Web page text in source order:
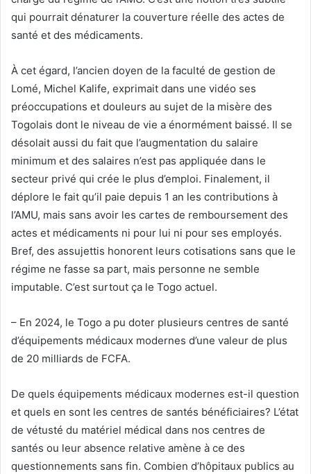
qui pourrait dénaturer la couverture réelle des actes de
santé et des médicaments.
À cet égard, l’ancien doyen de la faculté de gestion de
Lomé, Michel Kalife, exprimait dans une vidéo ses
préoccupations et douleurs au sujet de la misère des
Togolais dont le niveau de vie a énormément baissé. Il se
désolait aussi du fait que l’augmentation du salaire
minimum et des salaires n’est pas appliquée dans le
secteur privé qui crée le plus d’emploi. Finalement, il
déplore le fait qu’il paie depuis 1 an les contributions à
l’AMU, mais sans avoir les cartes de remboursement des
actes et médicaments ni pour lui ni pour ses employés.
Bref, des assujettis honorent leurs cotisations sans que le
régime ne fasse sa part, mais personne ne semble
imputable. C’est surtout ça le Togo actuel.
– En 2024, le Togo a pu doter plusieurs centres de santé
d’équipements médicaux modernes d’une valeur de plus
de 20 milliards de FCFA.
De quels équipements médicaux modernes est-il question
et quels en sont les centres de santés bénéficiaires? L’état
de vétusté du matériel médical dans nos centres de
santés ou leur absence relative amène à ce des
questionnements sans fin. Combien d’hôpitaux publics au